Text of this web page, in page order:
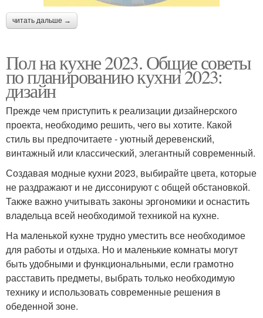
читать дальше →
Пол на кухне 2023. Общие советы
по планированию кухни 2023:
дизайн
Прежде чем приступить к реализации дизайнерского
проекта, необходимо решить, чего вы хотите. Какой
стиль вы предпочитаете - уютный деревенский,
винтажный или классический, элегантный современный.
Создавая модные кухни 2023, выбирайте цвета, которые
не раздражают и не диссонируют с общей обстановкой.
Также важно учитывать законы эргономики и оснастить
владельца всей необходимой техникой на кухне.
На маленькой кухне трудно уместить все необходимое
для работы и отдыха. Но и маленькие комнаты могут
быть удобными и функциональными, если грамотно
расставить предметы, выбрать только необходимую
технику и использовать современные решения в
обеденной зоне.